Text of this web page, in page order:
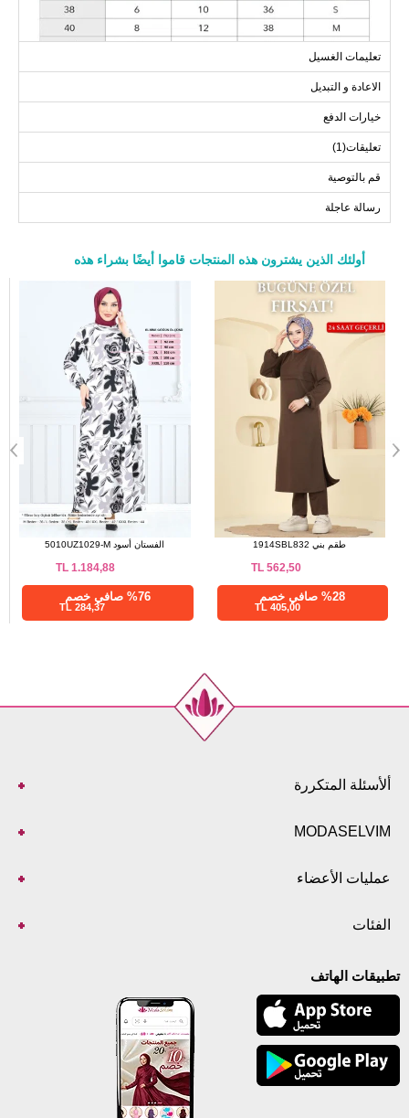
تعليمات الغسيل
الاعادة و التبديل
خيارات الدفع
تعليقات(1)
قم بالتوصية
رسالة عاجلة
أولئك الذين يشترون هذه المنتجات قاموا أيضًا بشراء هذه
طقم بني 1914SBL832
562,50
TL
%28 صافي خصم
405,00 TL
التنانير أسود 4537BRZ597
415,00
TL
%76 صافي خصم
99,60 TL
ألأسئلة المتكررة
MODASELVIM
عمليات الأعضاء
الفئات
تطبيقات الهاتف